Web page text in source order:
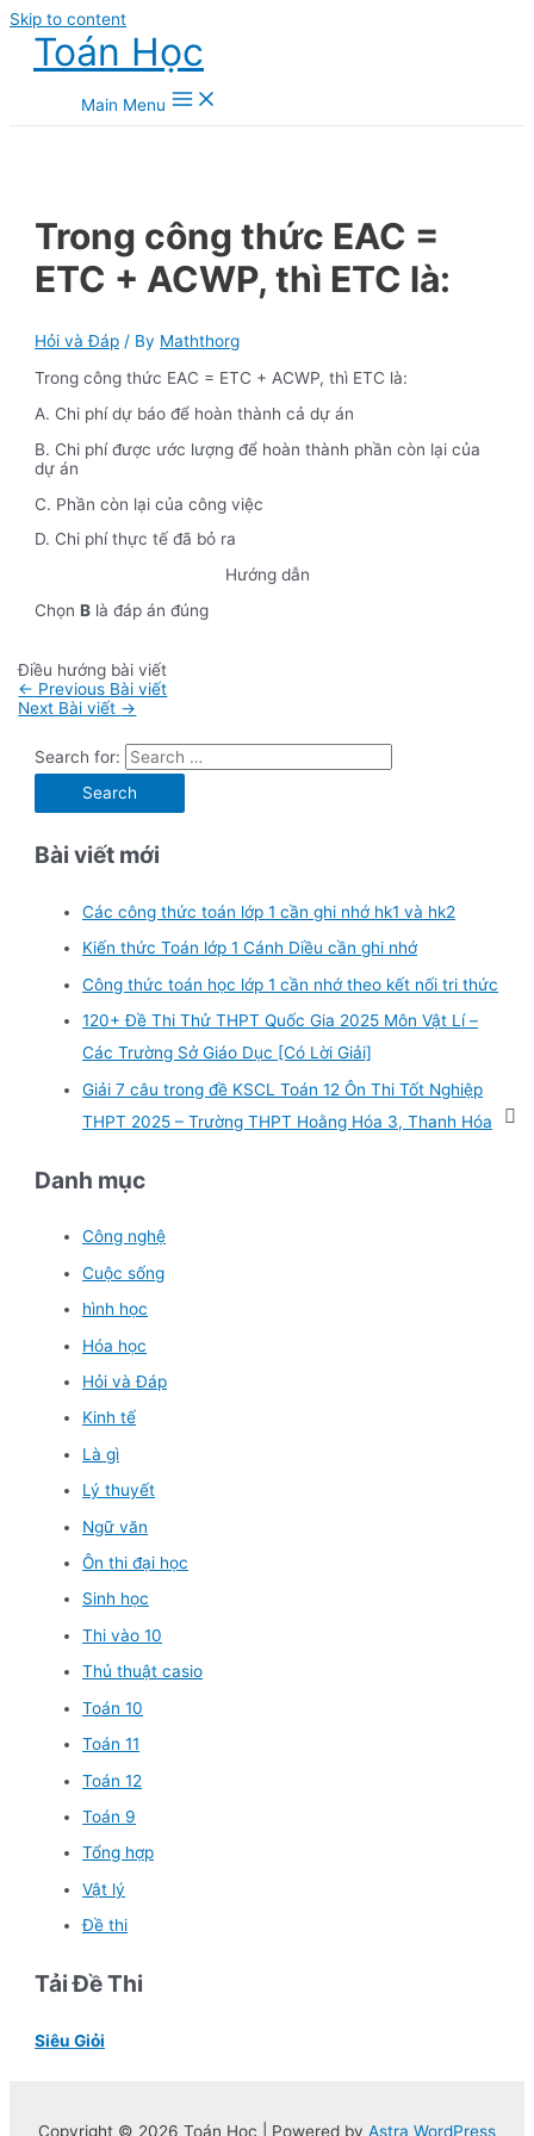
Skip to content
Toán Học
Main Menu
Trong công thức EAC =
ETC + ACWP, thì ETC là:
Hỏi và Đáp / By Maththorg
Trong công thức EAC = ETC + ACWP, thì ETC là:
A. Chi phí dự báo để hoàn thành cả dự án
B. Chi phí được ước lượng để hoàn thành phần còn lại của
dự án
C. Phần còn lại của công việc
D. Chi phí thực tế đã bỏ ra
Hướng dẫn
ChọnB là đáp án đúng
Điều hướng bài viết
← Previous Bài viết
Next Bài viết →
Search for:
Bài viết mới
Các công thức toán lớp 1 cần ghi nhớ hk1 và hk2
Kiến thức Toán lớp 1 Cánh Diều cần ghi nhớ
Công thức toán học lớp 1 cần nhớ theo kết nối tri thức
120+ Đề Thi Thử THPT Quốc Gia 2025 Môn Vật Lí –
Các Trường Sở Giáo Dục [Có Lời Giải]
Giải 7 câu trong đề KSCL Toán 12 Ôn Thi Tốt Nghiệp
THPT 2025 – Trường THPT Hoằng Hóa 3, Thanh Hóa
Danh mục
Công nghệ
Cuộc sống
hình học
Hóa học
Hỏi và Đáp
Kinh tế
Là gì
Lý thuyết
Ngữ văn
Ôn thi đại học
Sinh học
Thi vào 10
Thủ thuật casio
Toán 10
Toán 11
Toán 12
Toán 9
Tổng hợp
Vật lý
Đề thi
Tải Đề Thi
Siêu Giỏi
Copyright © 2026 Toán Học | Powered by Astra WordPress